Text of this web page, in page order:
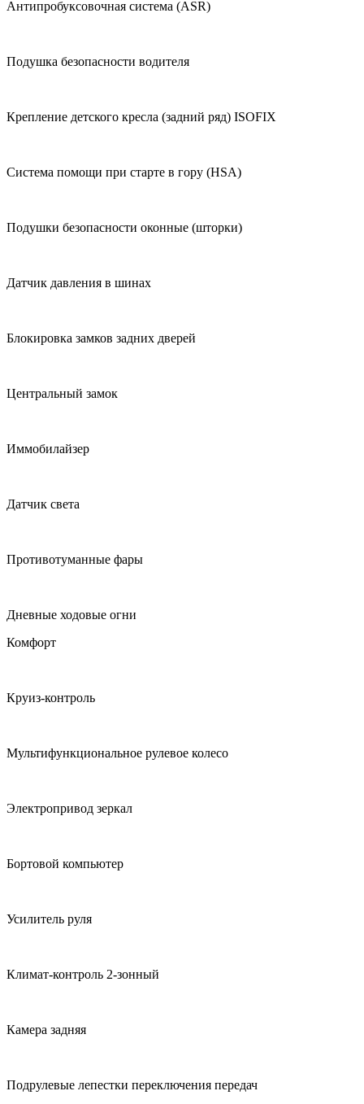
Антипробуксовочная система (ASR)
Подушка безопасности водителя
Крепление детского кресла (задний ряд) ISOFIX
Система помощи при старте в гору (HSA)
Подушки безопасности оконные (шторки)
Датчик давления в шинах
Блокировка замков задних дверей
Центральный замок
Иммобилайзер
Датчик света
Противотуманные фары
Дневные ходовые огни
Комфорт
Круиз-контроль
Мультифункциональное рулевое колесо
Электропривод зеркал
Бортовой компьютер
Усилитель руля
Климат-контроль 2-зонный
Камера задняя
Подрулевые лепестки переключения передач